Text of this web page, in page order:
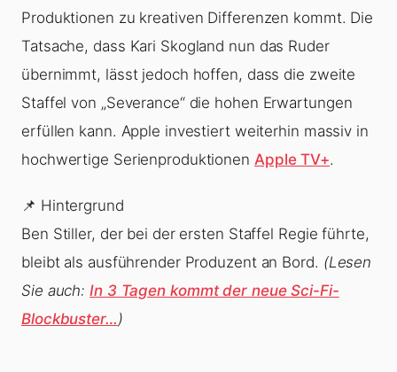
Produktionen zu kreativen Differenzen kommt. Die
Tatsache, dass Kari Skogland nun das Ruder
übernimmt, lässt jedoch hoffen, dass die zweite
Staffel von „Severance“ die hohen Erwartungen
erfüllen kann. Apple investiert weiterhin massiv in
hochwertige Serienproduktionen Apple TV+.
📌 Hintergrund
Ben Stiller, der bei der ersten Staffel Regie führte,
bleibt als ausführender Produzent an Bord. (Lesen
Sie auch:In 3 Tagen kommt der neue Sci-Fi-
Blockbuster…)